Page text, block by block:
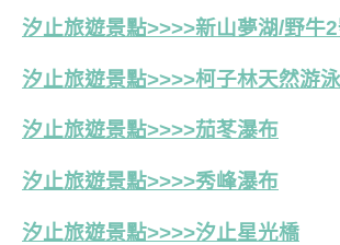
汐止旅遊景點>>>>新山夢湖/野牛
汐止旅遊景點>>>>柯子林天然游
汐止旅遊景點>>>>茄苳瀑布
汐止旅遊景點>>>>秀峰瀑布
汐止旅遊景點>>>>汐止星光橋